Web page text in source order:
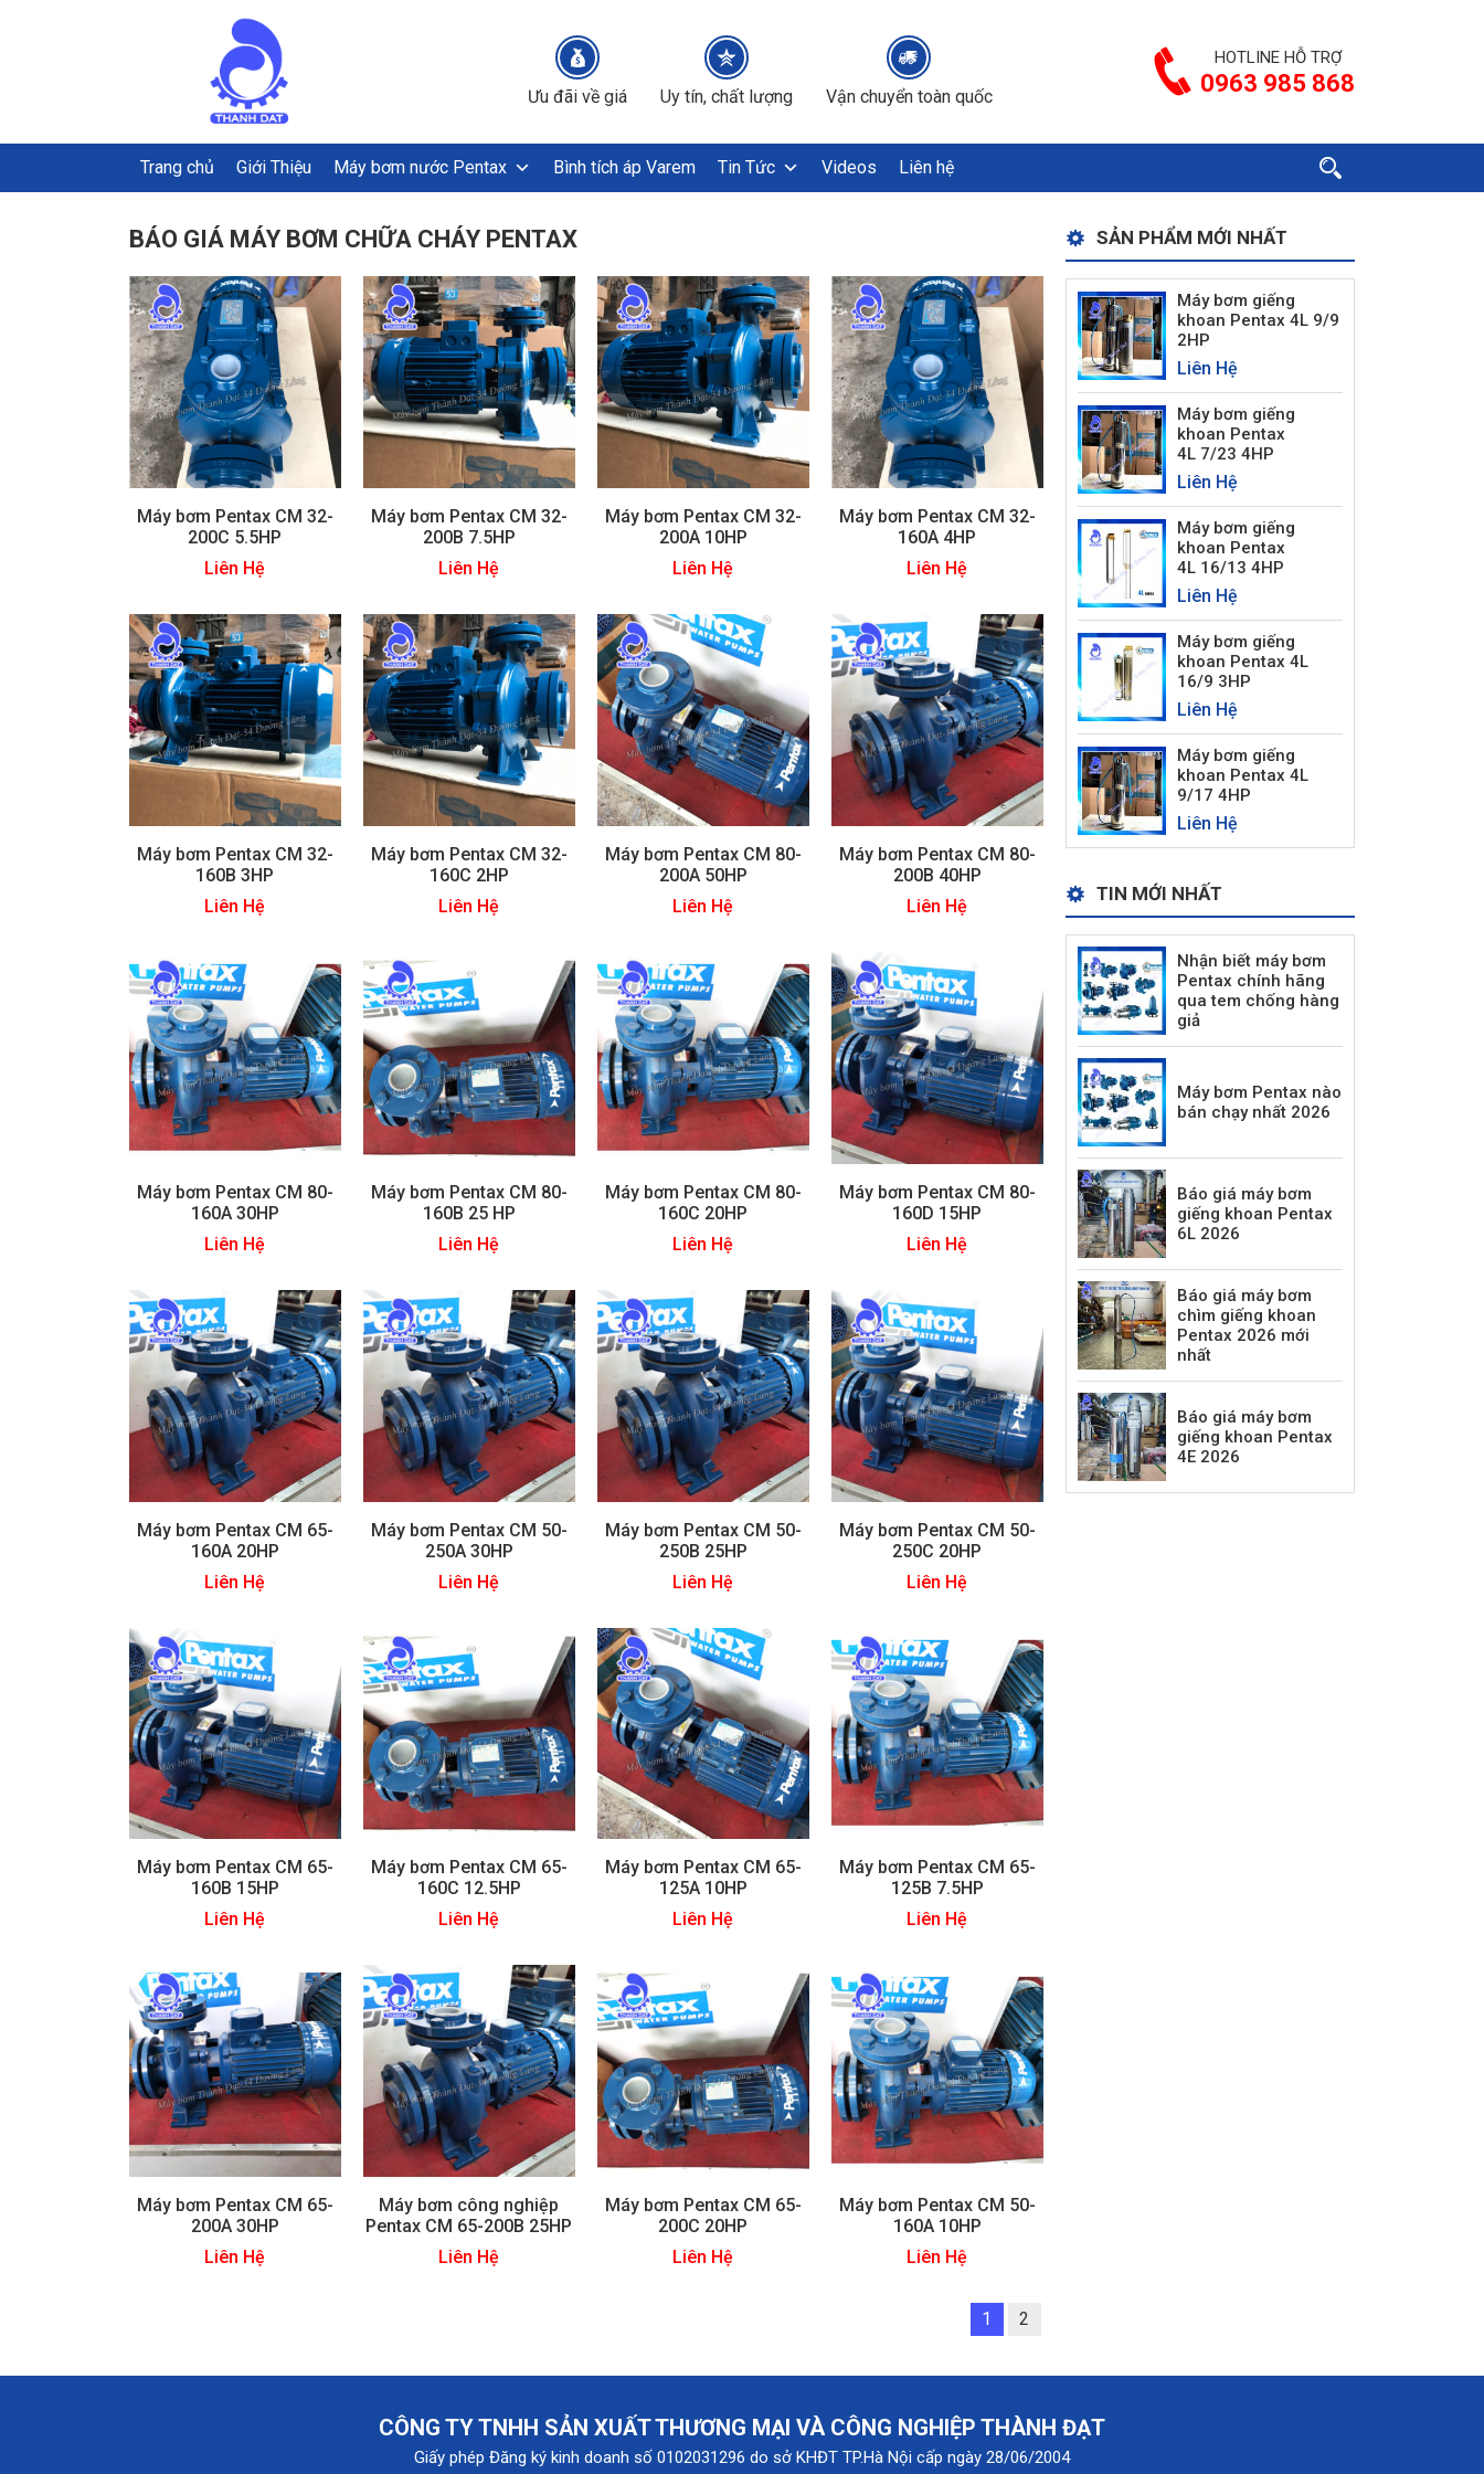
Ưu đãi về giá Uy tín, chất lượng Vận chuyển toàn quốc
HOTLINE HỖ TRỢ
0963 985 868
Trang chủ Giới Thiệu Máy bơm nước Pentax Bình tích áp Varem Tin Tức Videos Liên hệ
BÁO GIÁ MÁY BƠM CHỮA CHÁY PENTAX
Máy bơm Pentax CM 32-
200C 5.5HP
Liên Hệ
Máy bơm Pentax CM 32-
200B 7.5HP
Liên Hệ
Máy bơm Pentax CM 32-
200A 10HP
Liên Hệ
Máy bơm Pentax CM 32-
160A 4HP
Liên Hệ
Máy bơm Pentax CM 32-
160B 3HP
Liên Hệ
Máy bơm Pentax CM 32-
160C 2HP
Liên Hệ
Máy bơm Pentax CM 80-
200A 50HP
Liên Hệ
Máy bơm Pentax CM 80-
200B 40HP
Liên Hệ
Máy bơm Pentax CM 80-
160A 30HP
Liên Hệ
Máy bơm Pentax CM 80-
160B 25 HP
Liên Hệ
Máy bơm Pentax CM 80-
160C 20HP
Liên Hệ
Máy bơm Pentax CM 80-
160D 15HP
Liên Hệ
Máy bơm Pentax CM 65-
160A 20HP
Liên Hệ
Máy bơm Pentax CM 50-
250A 30HP
Liên Hệ
Máy bơm Pentax CM 50-
250B 25HP
Liên Hệ
Máy bơm Pentax CM 50-
250C 20HP
Liên Hệ
Máy bơm Pentax CM 65-
160B 15HP
Liên Hệ
Máy bơm Pentax CM 65-
160C 12.5HP
Liên Hệ
Máy bơm Pentax CM 65-
125A 10HP
Liên Hệ
Máy bơm Pentax CM 65-
125B 7.5HP
Liên Hệ
Máy bơm Pentax CM 65-
200A 30HP
Liên Hệ
Máy bơm công nghiệp
Pentax CM 65-200B 25HP
Liên Hệ
Máy bơm Pentax CM 65-
200C 20HP
Liên Hệ
Máy bơm Pentax CM 50-
160A 10HP
Liên Hệ
1 2
SẢN PHẨM MỚI NHẤT
Máy bơm giếng
khoan Pentax 4L 9/9
2HP
Liên Hệ
Máy bơm giếng
khoan Pentax
4L 7/23 4HP
Liên Hệ
Máy bơm giếng
khoan Pentax
4L 16/13 4HP
Liên Hệ
Máy bơm giếng
khoan Pentax 4L
16/9 3HP
Liên Hệ
Máy bơm giếng
khoan Pentax 4L
9/17 4HP
Liên Hệ
TIN MỚI NHẤT
Nhận biết máy bơm
Pentax chính hãng
qua tem chống hàng
giả
Máy bơm Pentax nào
bán chạy nhất 2026
Báo giá máy bơm
giếng khoan Pentax
6L 2026
Báo giá máy bơm
chìm giếng khoan
Pentax 2026 mới
nhất
Báo giá máy bơm
giếng khoan Pentax
4E 2026
CÔNG TY TNHH SẢN XUẤT THƯƠNG MẠI VÀ CÔNG NGHIỆP THÀNH ĐẠT
Giấy phép Đăng ký kinh doanh số 0102031296 do sở KHĐT TP.Hà Nội cấp ngày 28/06/2004